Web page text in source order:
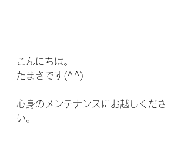
こんにちは。
たまきです(^^)
心身のメンテナンスにお越しくださ
い。